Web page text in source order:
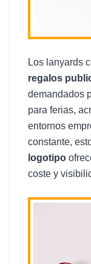
Los lanyards
regalos
demandados
para ferias,
entornos
constante,
logotipo
coste y